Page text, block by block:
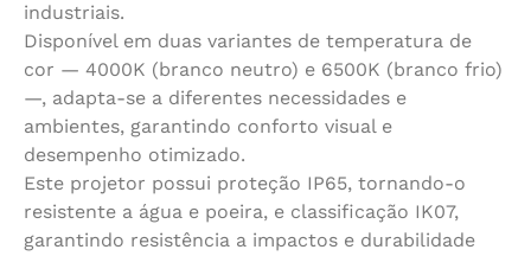
industriais.
Disponível em duas variantes de temperatura de
cor — 4000K (branco neutro) e 6500K (branco frio)
—, adapta-se a diferentes necessidades e
ambientes, garantindo conforto visual e
desempenho otimizado.
Este projetor possui proteção IP65, tornando-o
resistente a água e poeira, e classificação IK07,
garantindo resistência a impactos e durabilidade